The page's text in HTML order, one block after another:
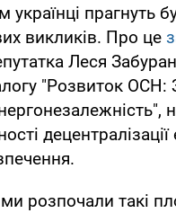
українці прагнуть
викликів. Про це
Леся
"Розвиток ОСН:
децентралізації
розпочали такі